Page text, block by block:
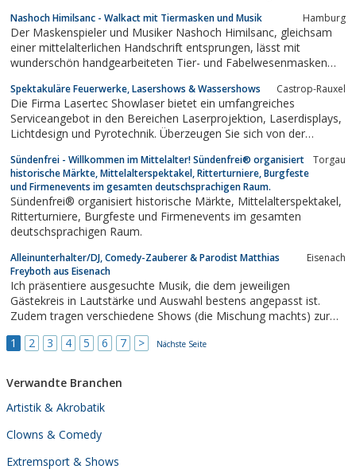
Mecklenburg-Strelitz, Uecker-Randow.Nordwestmecklenburg,
Parchim, Bad Doberan, Ludwigslust,...
Nashoch Himilsanc - Walkact mit Tiermasken und Musik Hamburg
Der Maskenspieler und Musiker Nashoch Himilsanc, gleichsam
einer mittelalterlichen Handschrift entsprungen, lässt mit
wunderschön handgearbeiteten Tier- und Fabelwesenmasken
längst vergangene Zeiten wieder auferstehen. Die Musik reicht
von poetischen Balladen bis zu...
Spektakuläre Feuerwerke, Lasershows & Wassershows Castrop-Rauxel
Die Firma Lasertec Showlaser bietet ein umfangreiches
Serviceangebot in den Bereichen Laserprojektion, Laserdisplays,
Lichtdesign und Pyrotechnik. Überzeugen Sie sich von der
Wassershows für verschiedene Veranstaltungen, Präsentationen
und Ausstellungen.
Sündenfrei - Willkommen im Mittelalter! Sündenfrei® organisiert
historische Märkte, Mittelalterspektakel, Ritterturniere, Burgfeste
und Firmenevents im gesamten deutschsprachigen Raum.
Torgau
Sündenfrei® organisiert historische Märkte, Mittelalterspektakel,
Ritterturniere, Burgfeste und Firmenevents im gesamten
deutschsprachigen Raum.
Alleinunterhalter/DJ, Comedy-Zauberer & Parodist Matthias
Freyboth aus Eisenach
Eisenach
Ich präsentiere ausgesuchte Musik, die dem jeweiligen
Gästekreis in Lautstärke und Auswahl bestens angepasst ist.
Zudem tragen verschiedene Shows (die Mischung machts) zur
„Comedy-Stand-Up-Zaubershow“ sowie meine preisgekrönten
1 2 3 4 5 6 7 > Nächste Seite
Verwandte Branchen
Artistik & Akrobatik
Clowns & Comedy
Extremsport & Shows